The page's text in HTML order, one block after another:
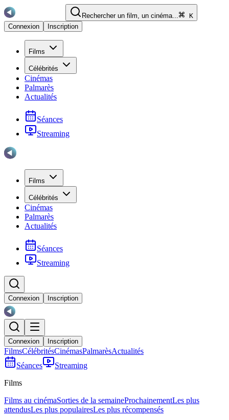
Rechercher un film, un cinéma...
K
Connexion
Inscription
Films
Célébrités
Cinémas
Palmarès
Actualités
Séances
Streaming
Films
Célébrités
Cinémas
Palmarès
Actualités
Séances
Streaming
Connexion Inscription
Connexion Inscription
FilmsCélébritésCinémasPalmarèsActualités
Séances
Streaming
Films
Films au cinémaSorties de la semaineProchainementLes plus
attendusLes plus populairesLes plus récompensés